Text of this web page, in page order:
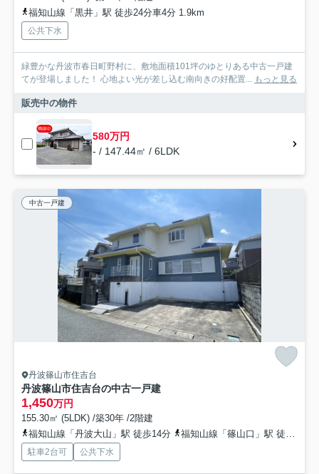
福知山線「黒井」駅 徒歩24分車4分 1.9km
公共下水
緑豊かな丹波市春日町野村に、敷地面積101坪のゆとりある中古一戸建
てが登場しました！ 心地よい光が差し込む南向きの好配置... もっと見る
販売中の物件
580万円
- / 147.44㎡ / 6LDK
中古一戸建
丹波篠山市住吉台
丹波篠山市住吉台の中古一戸建
1,450万円
155.30㎡ (5LDK) /築30年 /2階建
福知山線「丹波大山」駅 徒歩14分
福知山線「篠山口」駅 徒歩20分
駐車2台可 公共下水